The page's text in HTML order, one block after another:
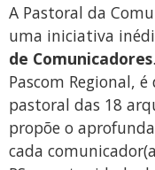
A Pastoral da
uma iniciativa
de Comunicadores
Pascom Regional,
pastoral das 18
propõe o
cada